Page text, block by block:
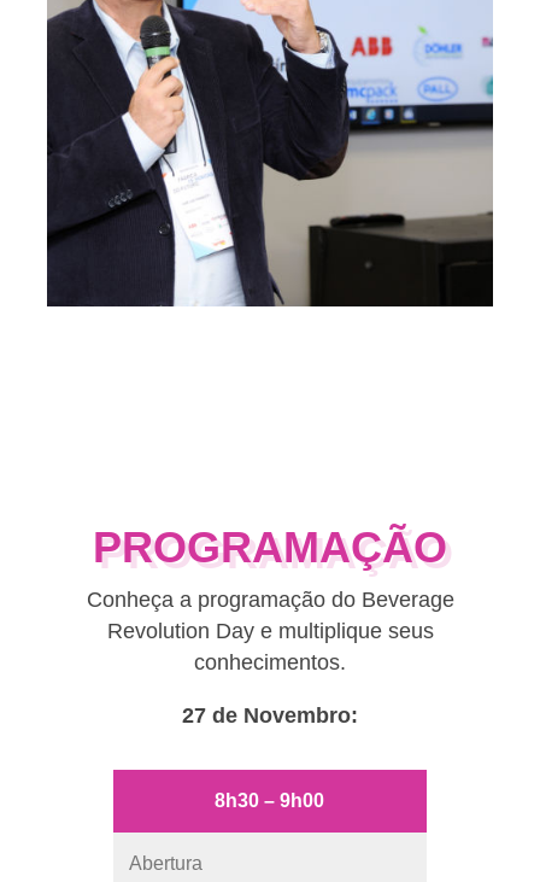
PROGRAMAÇÃO
Conheça a programação do Beverage
Revolution Day e multiplique seus
conhecimentos.
27 de Novembro:
8h30 – 9h00
Abertura